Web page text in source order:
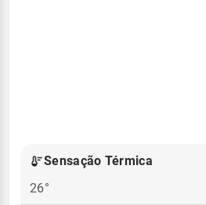
Sensação Térmica
26°